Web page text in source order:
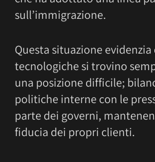
sull’immigrazione.
Questa situazione
tecnologiche si trovino
una posizione difficile;
politiche interne con le
parte dei governi,
fiducia dei propri clienti.